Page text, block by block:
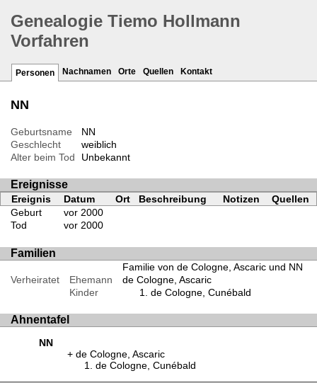
Genealogie Tiemo Hollmann
Vorfahren
Personen Nachnamen Orte Quellen Kontakt
NN
Geburtsname
NN
Geschlecht
weiblich
Alter beim Tod
Unbekannt
Ereignisse
Ereignis Datum Ort Beschreibung Notizen
Quellen
Geburt
vor 2000
Tod
vor 2000
Familien
Familie von de Cologne, Ascaric und NN
Verheiratet
Ehemann
de Cologne, Ascaric
Kinder
de Cologne, Cunébald
Ahnentafel
NN
de Cologne, Ascaric
de Cologne, Cunébald